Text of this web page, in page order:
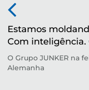
Estamos
Com
O Grupo JUNKER na
Alemanha